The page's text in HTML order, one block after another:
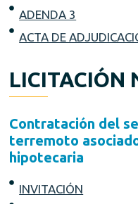
ADENDA 3
ACTA DE
LICITACIÓN
Contratación del
terremoto
hipotecaria
INVITACIÓN